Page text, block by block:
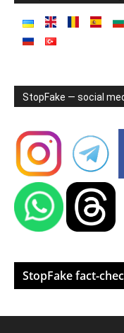
StopFake — social
StopFake fact-